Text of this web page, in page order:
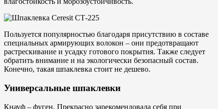
Пользуется популярностью благодаря присутствию в составе
специальных армирующих волокон – они предотвращают
растрескивание и усадку готового покрытия. Также следует
обратить внимание и на экологически безопасный состав.
Конечно, такая шпаклевка стоит не дешево.
Универсальные шпаклевки
Кнауф – фуген. Прекрасно зарекомендовала себя при